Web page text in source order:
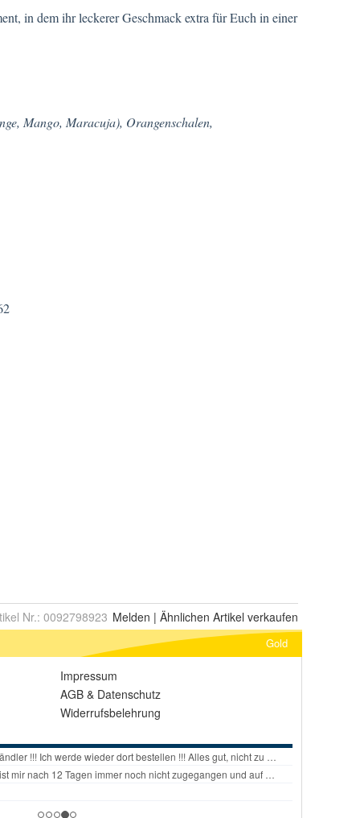
Nr.: 0092798923 Melden | Ähnlichen Artikel verkaufen
Gold
Impressum
AGB & Datenschutz
Widerrufsbelehrung